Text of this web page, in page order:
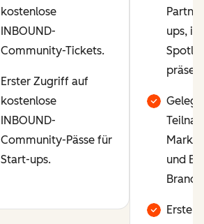
kostenlose
INBOUND-
Community-Tickets.
Erster Zugriff auf
kostenlose
INBOUND-
Community-Pässe für
Start-ups.
ups, in
und
Erster